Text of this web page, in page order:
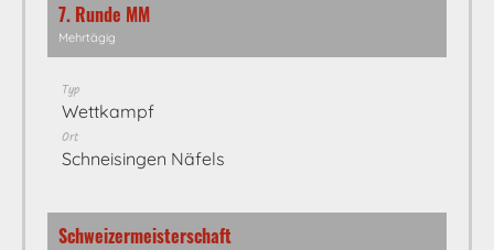
7. Runde MM
Mehrtägig
Typ
Wettkampf
Ort
Schneisingen Näfels
Schweizermeisterschaft